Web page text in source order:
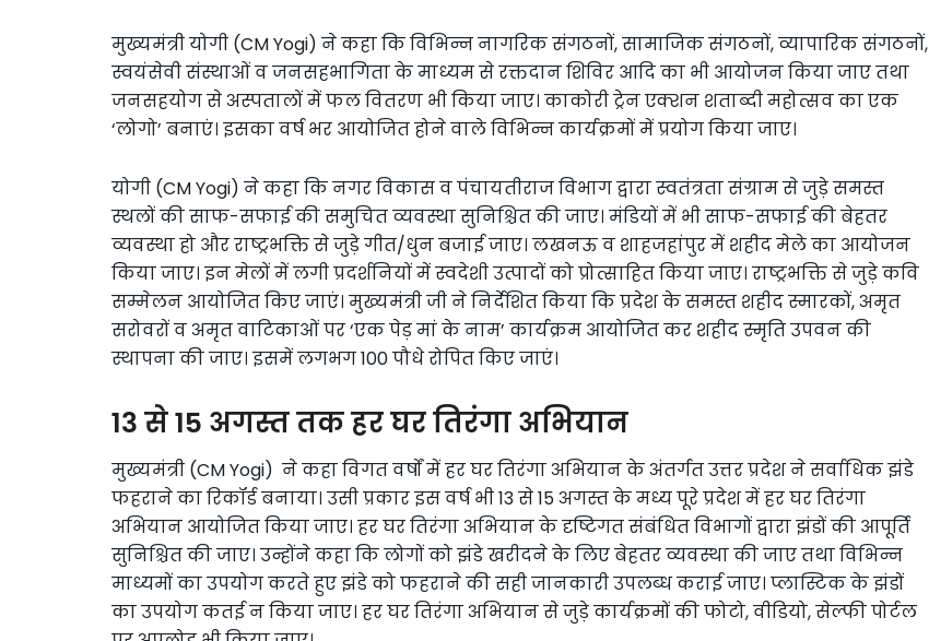
मुख्यमंत्री योगी (CM Yogi) ने कहा कि विभिन्न नागरिक संगठनों, सामाजिक संगठनों, व्यापारिक संगठनों,
स्वयंसेवी संस्थाओं व जनसहभागिता के माध्यम से रक्तदान शिविर आदि का भी आयोजन किया जाए तथा
जनसहयोग से अस्पतालों में फल वितरण भी किया जाए। काकोरी ट्रेन एक्शन शताब्दी महोत्सव का एक
‘लोगो’ बनाएं। इसका वर्ष भर आयोजित होने वाले विभिन्न कार्यक्रमों में प्रयोग किया जाए।
योगी (CM Yogi) ने कहा कि नगर विकास व पंचायतीराज विभाग द्वारा स्वतंत्रता संग्राम से जुड़े समस्त
स्थलों की साफ-सफाई की समुचित व्यवस्था सुनिश्चित की जाए। मंडियों में भी साफ-सफाई की बेहतर
व्यवस्था हो और राष्ट्रभक्ति से जुड़े गीत/धुन बजाई जाए। लखनऊ व शाहजहांपुर में शहीद मेले का आयोजन
किया जाए। इन मेलों में लगी प्रदर्शनियों में स्वदेशी उत्पादों को प्रोत्साहित किया जाए। राष्ट्रभक्ति से जुड़े कवि
सम्मेलन आयोजित किए जाएं। मुख्यमंत्री जी ने निर्देशित किया कि प्रदेश के समस्त शहीद स्मारकों, अमृत
सरोवरों व अमृत वाटिकाओं पर ‘एक पेड़ मां के नाम’ कार्यक्रम आयोजित कर शहीद स्मृति उपवन की
स्थापना की जाए। इसमें लगभग 100 पौधे रोपित किए जाएं।
13 से 15 अगस्त तक हर घर तिरंगा अभियान
मुख्यमंत्री (CM Yogi) ने कहा विगत वर्षों में हर घर तिरंगा अभियान के अंतर्गत उत्तर प्रदेश ने सर्वाधिक झंडे
फहराने का रिकॉर्ड बनाया। उसी प्रकार इस वर्ष भी 13 से 15 अगस्त के मध्य पूरे प्रदेश में हर घर तिरंगा
अभियान आयोजित किया जाए। हर घर तिरंगा अभियान के दृष्टिगत संबंधित विभागों द्वारा झंडों की आपूर्ति
सुनिश्चित की जाए। उन्होंने कहा कि लोगों को झंडे खरीदने के लिए बेहतर व्यवस्था की जाए तथा विभिन्न
माध्यमों का उपयोग करते हुए झंडे को फहराने की सही जानकारी उपलब्ध कराई जाए। प्लास्टिक के झंडों
का उपयोग कतई न किया जाए। हर घर तिरंगा अभियान से जुड़े कार्यक्रमों की फोटो, वीडियो, सेल्फी पोर्टल